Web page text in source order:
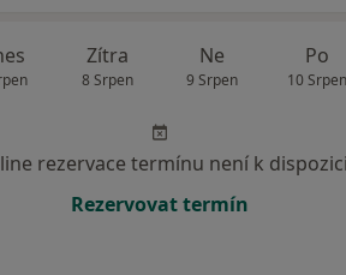
Zítra
8 Srpen
Ne
9 Srpen
Po
10 Srpen
rezervace termínu není k dispozici
Rezervovat termín